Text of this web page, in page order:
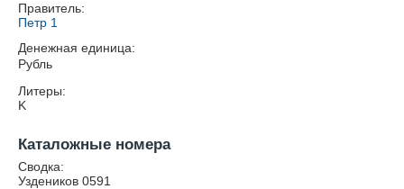
Правитель:
Петр 1
Денежная единица:
Рубль
Литеры:
K
Каталожные номера
Сводка:
Уздеников 0591